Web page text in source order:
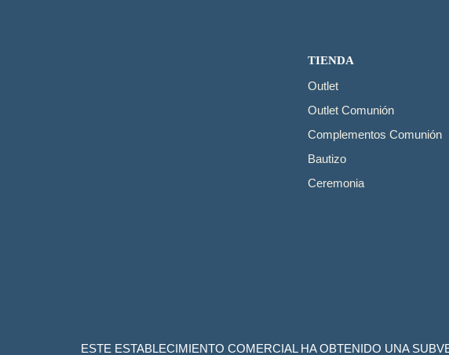
TIENDA
Outlet
Outlet Comunión
Complementos Comunión
Bautizo
Ceremonia
ESTE ESTABLECIMIENTO COMERCIAL HA OBTENIDO UNA